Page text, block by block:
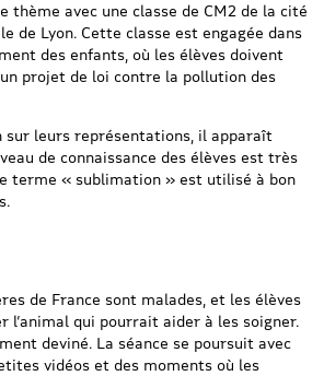
thème avec une classe de CM2 de la cité
de Lyon. Cette classe est engagée dans
des enfants, où les élèves doivent
projet de loi contre la pollution des
sur leurs représentations, il apparaît
de connaissance des élèves est très
terme « sublimation » est utilisé à bon
de France sont malades, et les élèves
l’animal qui pourrait aider à les soigner.
deviné. La séance se poursuit avec
vidéos et des moments où les